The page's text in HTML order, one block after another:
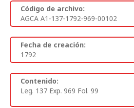
Código de archivo:
AGCA A1-137-1792-969-00102
Fecha de creación:
1792
Contenido:
Leg. 137 Exp. 969 Fol. 99